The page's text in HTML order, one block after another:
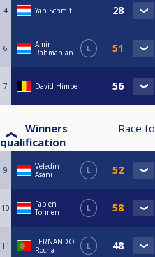
4 Yan Schmit
6
Amir
Rahmanian
L
7 David Himpe
Winners
qualification
Race to
9
Veledin
Asani
L
10
Fabien
Tormen
L
11
FERNANDO
Rocha
L